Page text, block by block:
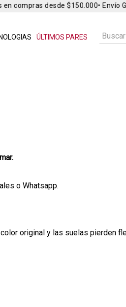
ÚLTIMOS PARES
compras desde $150.000• Envío
o Whatsapp.
original y las suelas pierden